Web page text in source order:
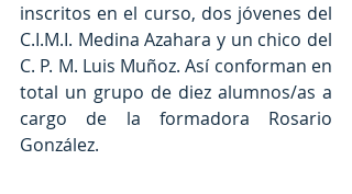
inscritos en el curso, dos jóvenes del
C.I.M.I. Medina Azahara y un chico del
C. P. M. Luis Muñoz. Así conforman en
total un grupo de diez alumnos/as a
cargo de la formadora Rosario
González.